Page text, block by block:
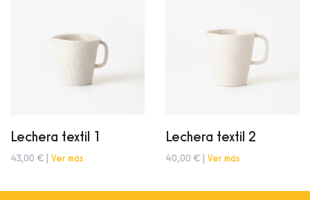
Lechera textil 1
43,00 € | Ver más
Lechera textil 2
40,00 € | Ver más